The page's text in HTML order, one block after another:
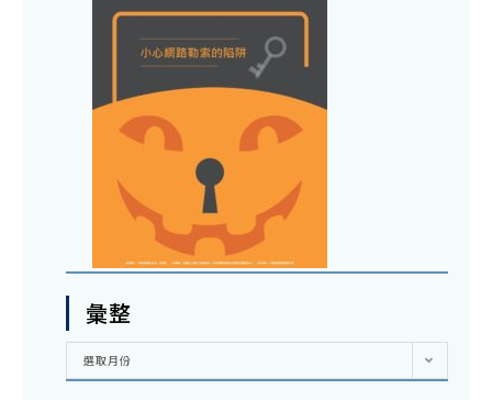
彙整
彙
選取月份